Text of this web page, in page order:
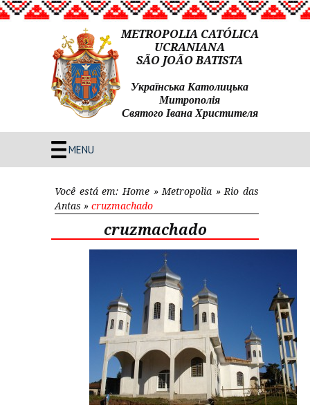
METROPOLIA CATÓLICA
UCRANIANA
SÃO JOÃO BATISTA
Українська Католицька
Митрополія
Святого Івана Христителя
MENU
Você está em: Home» Metropolia » Rio das
Antas » cruzmachado
cruzmachado